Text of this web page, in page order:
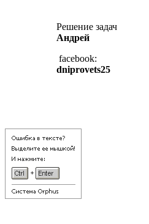
Решение задач
Андрей
facebook:
dniprovets25